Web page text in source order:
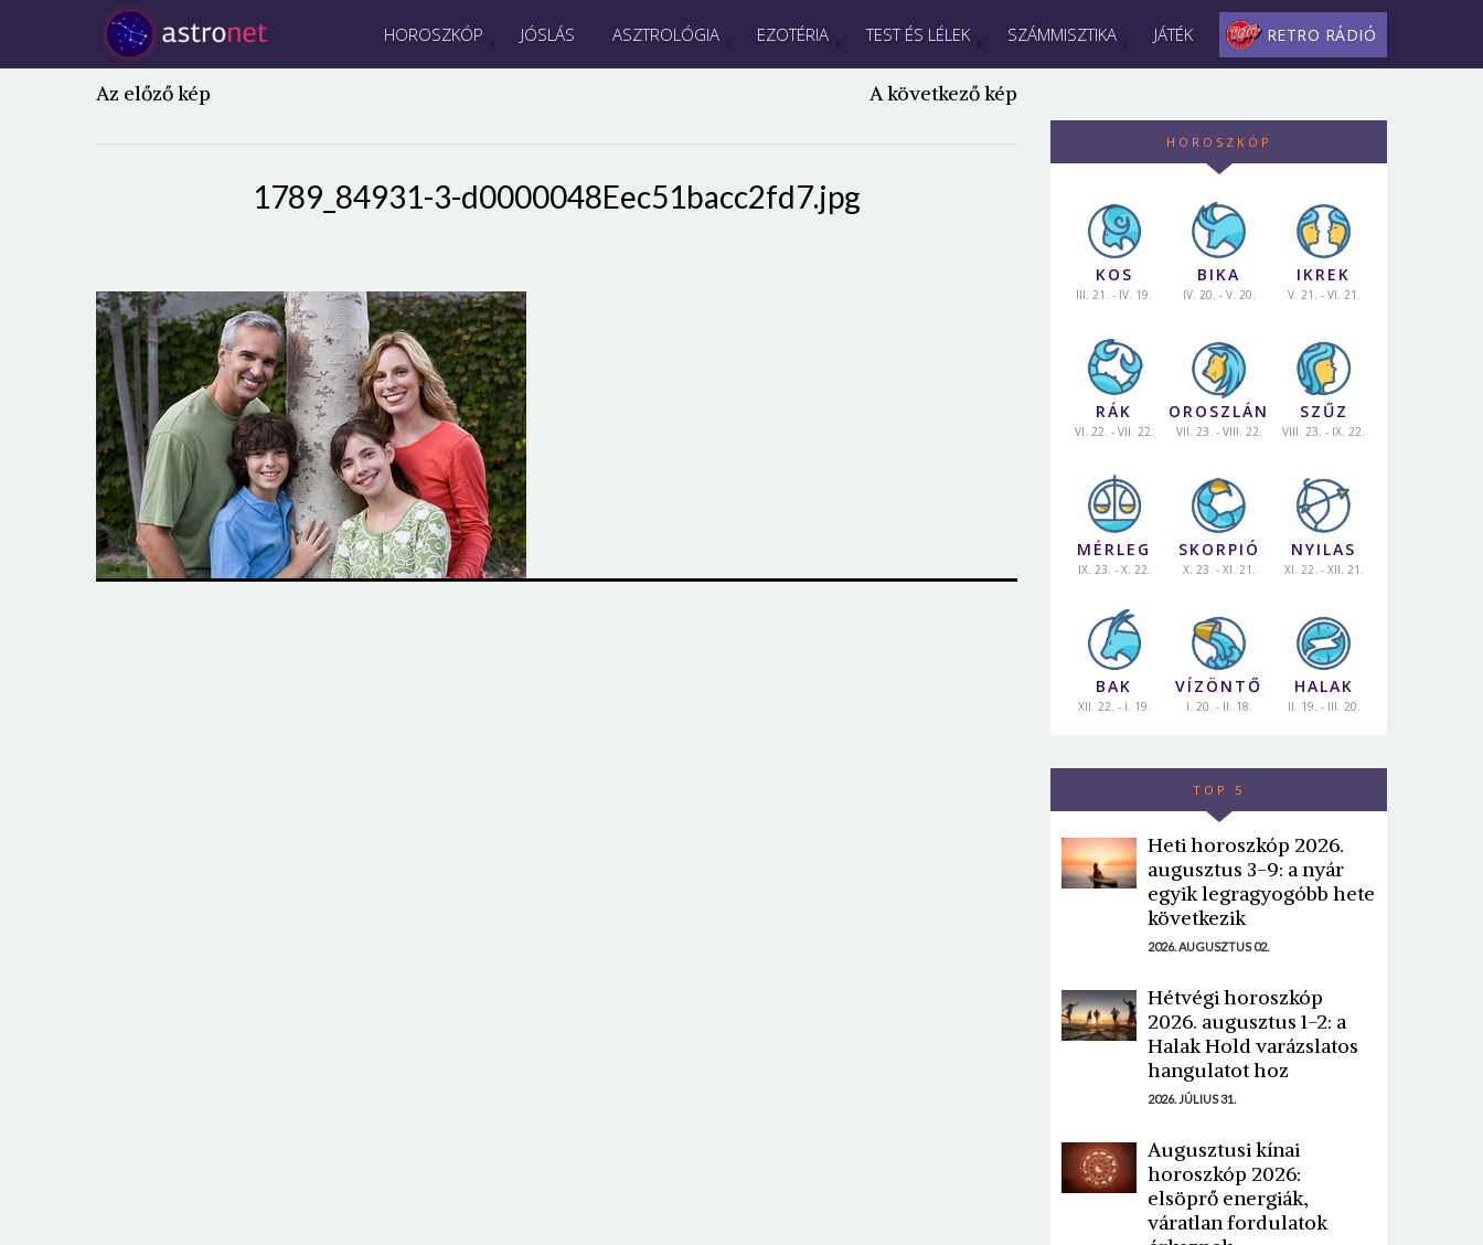
HOROSZKÓP JÓSLÁS ASZTROLÓGIA EZOTÉRIA TEST ÉS LÉLEK SZÁMMISZTIKA JÁTÉK RETRO RÁDIÓ
Az előző kép A következő kép
1789_84931-3-d0000048Eec51bacc2fd7.jpg
HOROSZKÓP
KOS
III. 21. - IV. 19.
BIKA
IV. 20. - V. 20.
IKREK
V. 21. - VI. 21.
RÁK
VI. 22. - VII. 22.
OROSZLÁN
VII. 23. - VIII. 22.
SZŰZ
VIII. 23. - IX. 22.
MÉRLEG
IX. 23. - X. 22.
SKORPIÓ
X. 23. - XI. 21.
NYILAS
XI. 22. - XII. 21.
BAK
XII. 22. - I. 19.
VÍZÖNTŐ
I. 20. - II. 18.
HALAK
II. 19. - III. 20.
TOP 5
Heti horoszkóp 2026.
augusztus 3-9: a nyár
egyik legragyogóbb hete
következik
2026. AUGUSZTUS 02.
Hétvégi horoszkóp
2026. augusztus 1-2: a
Halak Hold varázslatos
hangulatot hoz
2026. JÚLIUS 31.
Augusztusi kínai
horoszkóp 2026:
elsöprő energiák,
váratlan fordulatok